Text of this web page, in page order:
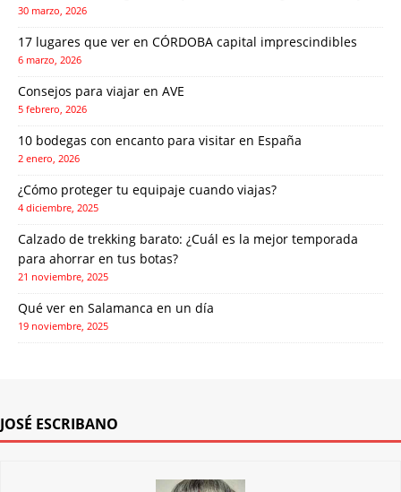
30 marzo, 2026
17 lugares que ver en CÓRDOBA capital imprescindibles
6 marzo, 2026
Consejos para viajar en AVE
5 febrero, 2026
10 bodegas con encanto para visitar en España
2 enero, 2026
¿Cómo proteger tu equipaje cuando viajas?
4 diciembre, 2025
Calzado de trekking barato: ¿Cuál es la mejor temporada
para ahorrar en tus botas?
21 noviembre, 2025
Qué ver en Salamanca en un día
19 noviembre, 2025
JOSÉ ESCRIBANO